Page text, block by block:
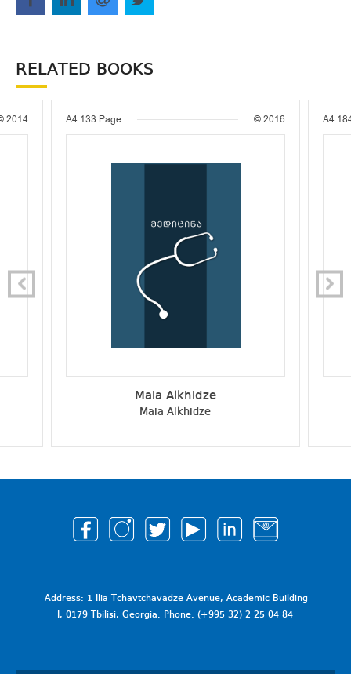
RELATED BOOKS
2014 A4 133 Page © 2016
Maia Alkhidze
Maia Alkhidze
A4
Address: 1 Ilia Tchavtchavadze Avenue, Academic Building
I, 0179 Tbilisi, Georgia. Phone: (+995 32) 2 25 04 84